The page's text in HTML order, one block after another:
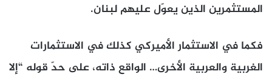
المستثمرين الذين يعوّل عليهم لبنان.
فكما في الاستثمار الأميركي كذلك في الاستثمارات
الغربية والعربية الأخرى… الواقع ذاته، على حدّ قوله “إلا